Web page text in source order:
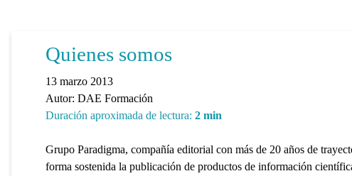
Quienes somos
13 marzo 2013
Autor: DAE Formación
Duración aproximada de lectura: 2 min
Grupo Paradigma, compañía editorial con más de 20 años de
forma sostenida la publicación de productos de información